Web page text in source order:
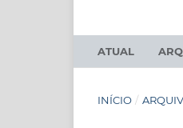
ATUAL
INÍCIO /